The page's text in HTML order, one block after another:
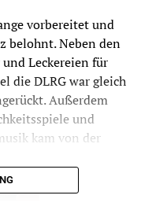
vorbereitet und
belohnt. Neben den
Leckereien für
die DLRG war gleich
Außerdem
und
kam von der